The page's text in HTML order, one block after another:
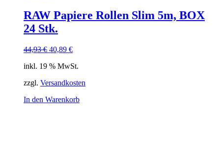
RAW Papiere Rollen Slim 5m, BOX
24 Stk.
44,93€ Ursprünglicher
war:
40,89 €Aktueller
ist:
inkl. 19 % MwSt.
zzgl. Versandkosten
In den Warenkorb